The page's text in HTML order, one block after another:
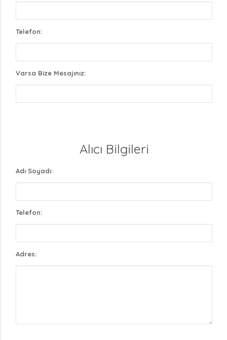
Telefon:
Varsa Bize Mesajınız:
Alıcı Bilgileri
Adı Soyadı:
Telefon:
Adres: